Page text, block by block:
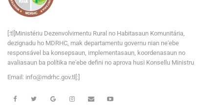
[:tl]Ministériu Dezenvolvimentu Rural no Habitasaun Komunitária,
dezignadu ho MDRHC, mak departamentu governu nian ne'ebe
responsável ba konsepsaun, implementasaun, koordenasaun no
avaliasaun ba polítika ne'ebe defini no aprova husi Konsellu Ministru
Email: info@md rhc.gov.tl[:]